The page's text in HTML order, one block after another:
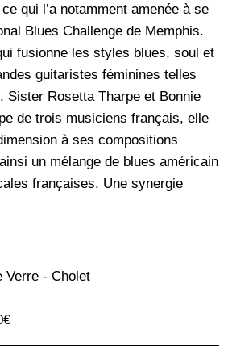
qui l’a notamment amenée à se
Blues Challenge de Memphis.
fusionne les styles blues, soul et
guitaristes féminines telles
Sister Rosetta Tharpe et Bonnie
de trois musiciens français, elle
à ses compositions
un mélange de blues américain
françaises. Une synergie
Verre - Cholet